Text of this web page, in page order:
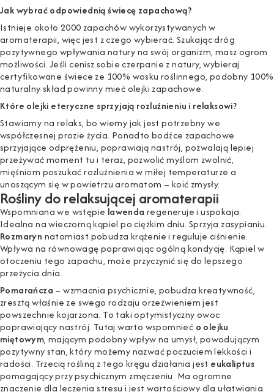
Jak wybrać odpowiednią świecę zapachową?
Istnieje około 2000 zapachów wykorzystywanych w
aromaterapii, więc jest z czego wybierać. Szukając dróg
pozytywnego wpływania natury na swój organizm, masz ogrom
możliwości. Jeśli cenisz sobie czerpanie z natury, wybieraj
certyfikowane świece ze 100% wosku roślinnego, podobny 100%
naturalny skład powinny mieć olejki zapachowe.
Które olejki eteryczne sprzyjają rozluźnieniu i relaksowi?
Stawiamy na relaks, bo wiemy jak jest potrzebny we
współczesnej prozie życia. Ponadto bodźce zapachowe
sprzyjające odprężeniu, poprawiają nastrój, pozwalają lepiej
przeżywać moment tu i teraz, pozwolić myślom zwolnić,
mięśniom poszukać rozluźnienia w miłej temperaturze a
unoszącym się w powietrzu aromatom – koić zmysły.
Rośliny do relaksującej aromaterapii
Wspomniana we wstępie lawendaregeneruje i uspokaja.
Idealna na wieczorną kąpiel po ciężkim dniu. Sprzyja zasypianiu.
Rozmaryn natomiast pobudza krążenie i reguluje ciśnienie.
Wpływa na równowagę poprawiając ogólną kondycję. Kąpiel w
otoczeniu tego zapachu, może przyczynić się do lepszego
przeżycia dnia.
Pomarańcza – wzmacnia psychicznie, pobudza kreatywność,
zresztą właśnie ze swego rodzaju orzeźwieniem jest
powszechnie kojarzona. To taki optymistyczny owoc
poprawiający nastrój. Tutaj warto wspomnieć o olejku
miętowym, mającym podobny wpływ na umysł, powodującym
pozytywny stan, który możemy nazwać poczuciem lekkości i
radości. Trzecią rośliną z tego kręgu działania jest eukaliptus
pomagający przy psychicznym zmęczeniu. Ma ogromne
znaczenie dla leczenia stresu i jest wartościowy dla ułatwiania